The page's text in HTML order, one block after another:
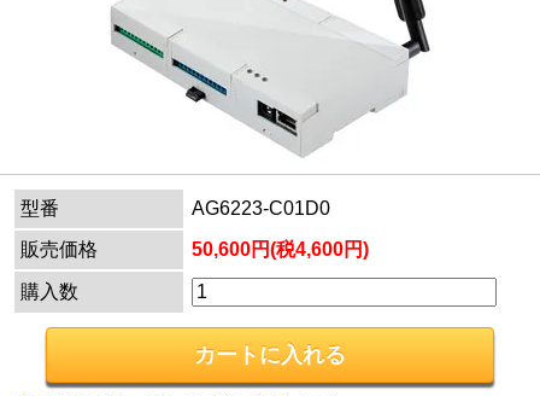
型番
AG6223-C01D0
販売価格
50,600円(税4,600円)
購入数